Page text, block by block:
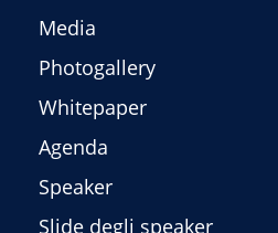
Media
Photogallery
Whitepaper
Agenda
Speaker
Slide degli speaker